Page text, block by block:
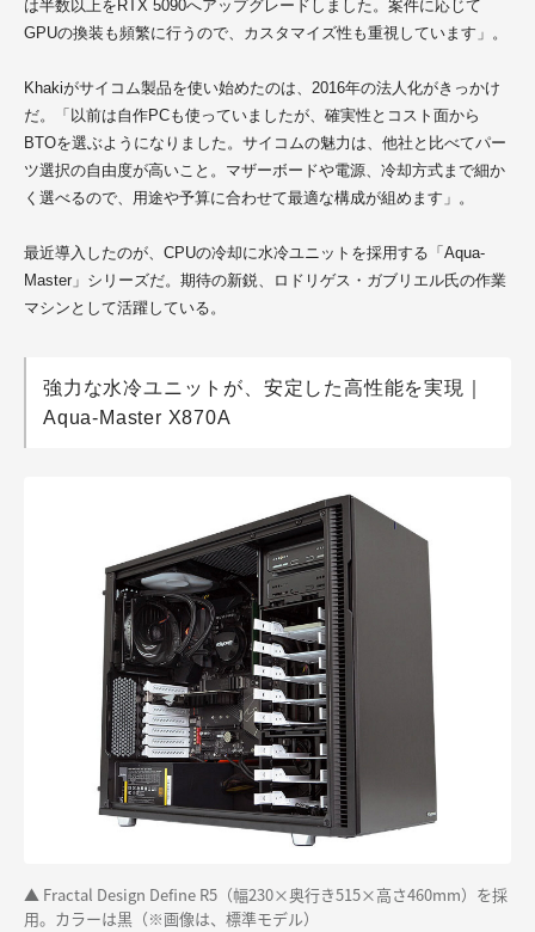
は半数以上をRTX 5090へアップグレードしました。案件に応じて
GPUの換装も頻繁に行うので、カスタマイズ性も重視しています」。
Khakiがサイコム製品を使い始めたのは、2016年の法人化がきっかけ
だ。「以前は自作PCも使っていましたが、確実性とコスト面から
BTOを選ぶようになりました。サイコムの魅力は、他社と比べてパー
ツ選択の自由度が高いこと。マザーボードや電源、冷却方式まで細か
く選べるので、用途や予算に合わせて最適な構成が組めます」。
最近導入したのが、CPUの冷却に水冷ユニットを採用する「Aqua-
Master」シリーズだ。期待の新鋭、ロドリゲス・ガブリエル氏の作業
マシンとして活躍している。
強力な水冷ユニットが、安定した高性能を実現｜
Aqua-Master X870A
▲ Fractal Design Define R5（幅230×奥行き515×高さ460mm）を採
用。カラーは黒（※画像は、標準モデル）